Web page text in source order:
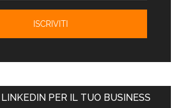
PER IL TUO BUSINESS